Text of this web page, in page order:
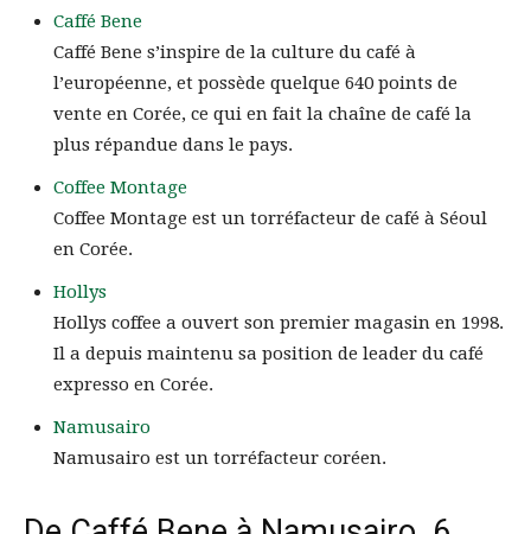
Caffé Bene
Caffé Bene s’inspire de la culture du café à
l’européenne, et possède quelque 640 points de
vente en Corée, ce qui en fait la chaîne de café la
plus répandue dans le pays.
Coffee Montage
Coffee Montage est un torréfacteur de café à Séoul
en Corée.
Hollys
Hollys coffee a ouvert son premier magasin en 1998.
Il a depuis maintenu sa position de leader du café
expresso en Corée.
Namusairo
Namusairo est un torréfacteur coréen.